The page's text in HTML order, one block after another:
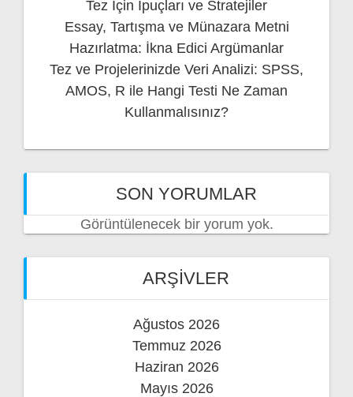
Tez İçin İpuçları ve Stratejiler
Essay, Tartışma ve Münazara Metni
Hazırlatma: İkna Edici Argümanlar
Tez ve Projelerinizde Veri Analizi: SPSS,
AMOS, R ile Hangi Testi Ne Zaman
Kullanmalısınız?
SON YORUMLAR
Görüntülenecek bir yorum yok.
ARŞIVLER
Ağustos 2026
Temmuz 2026
Haziran 2026
Mayıs 2026